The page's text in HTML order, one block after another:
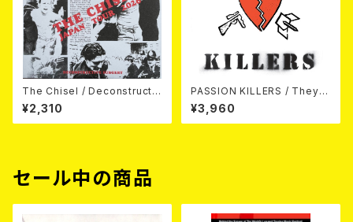
The Chisel / Deconstructiv
e Surgery (7"EP)
¥2,310
PASSION KILLERS / They K
ill Our Passion With Their
Hate And Wars LP
¥3,960
セール中の商品